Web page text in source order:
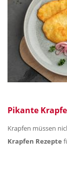
Pikante
Krapfen müssen
Krapfen Rezepte